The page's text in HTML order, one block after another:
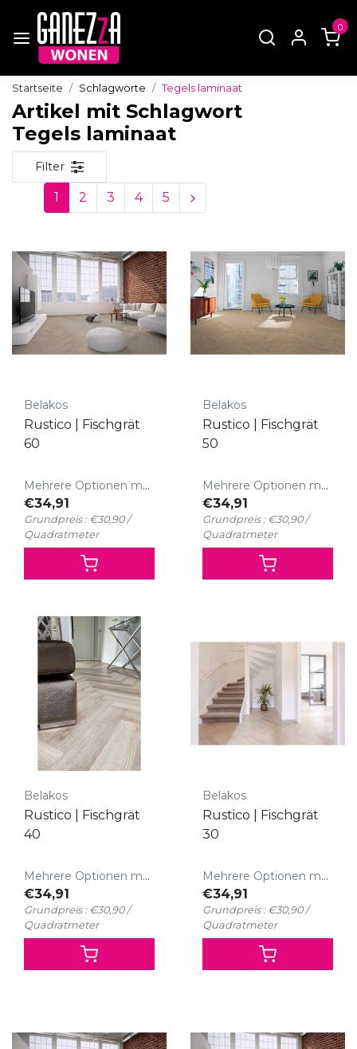
0
Startseite Schlagworte Tegels laminaat
Artikel mit Schlagwort
Tegels laminaat
Filter
1 2 3 4 5
Belakos
Rustico | Fischgrät
60
Mehrere Optionen möglich
€34,91
Grundpreis : €30,90 /
Quadratmeter
Belakos
Rustico | Fischgrät
50
Mehrere Optionen möglich
€34,91
Grundpreis : €30,90 /
Quadratmeter
Belakos
Rustico | Fischgrät
40
Mehrere Optionen möglich
€34,91
Grundpreis : €30,90 /
Quadratmeter
Belakos
Rustico | Fischgrät
30
Mehrere Optionen möglich
€34,91
Grundpreis : €30,90 /
Quadratmeter